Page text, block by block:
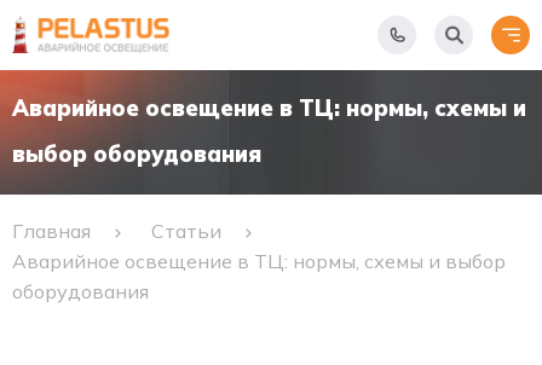
Аварийное освещение в ТЦ: нормы, схемы и
выбор оборудования
Главная
Статьи
Аварийное освещение в ТЦ: нормы, схемы и выбор
оборудования